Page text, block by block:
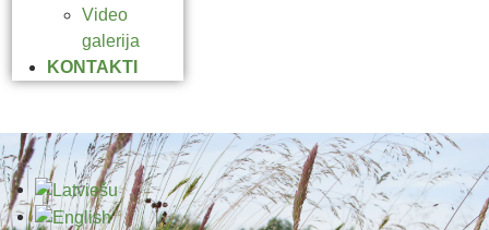
Video
galerija
KONTAKTI